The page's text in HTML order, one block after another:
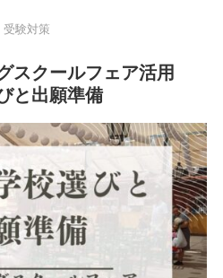
受験対策
スクールフェア活用
と出願準備